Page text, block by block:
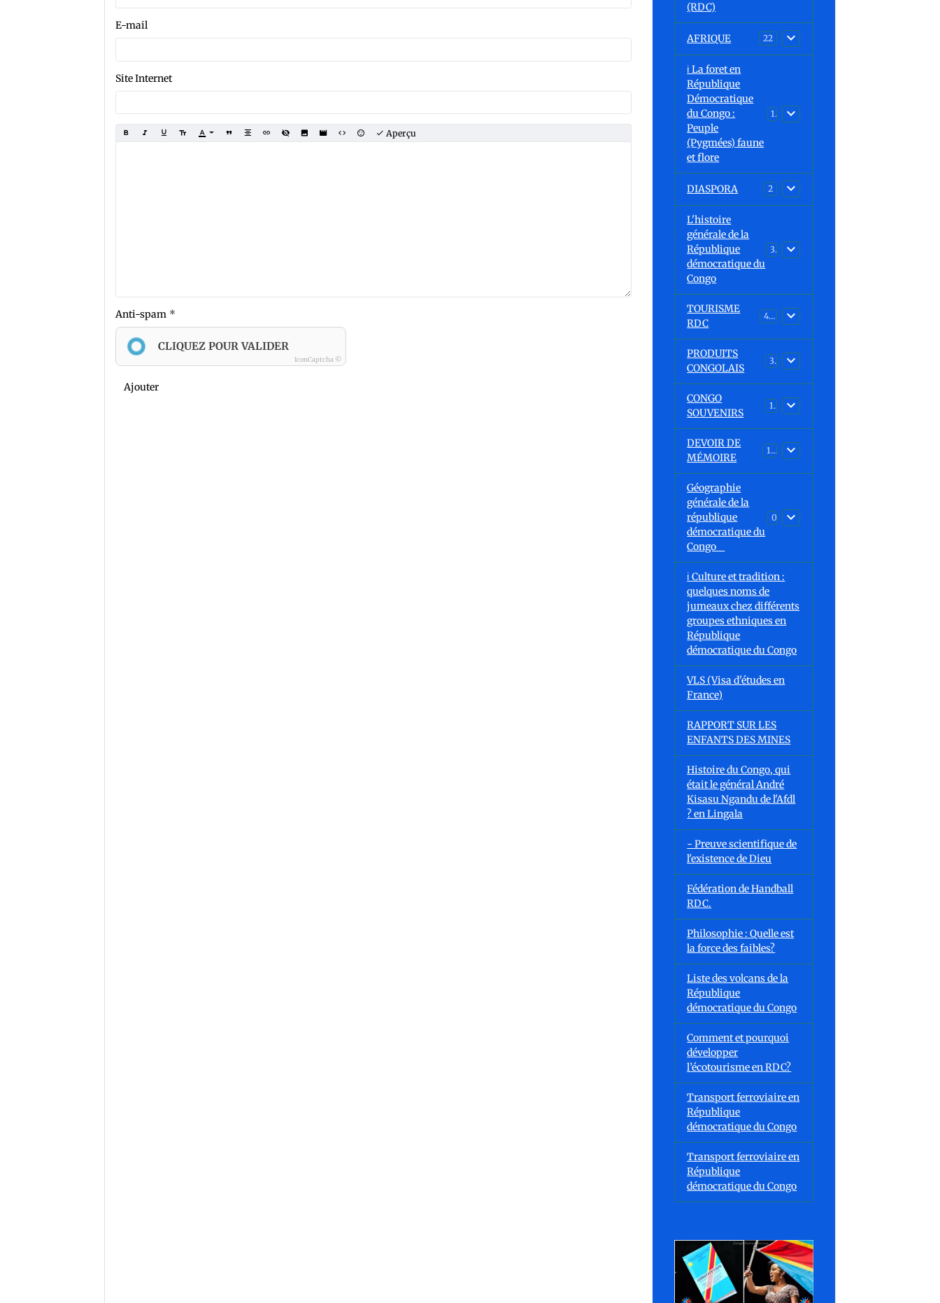
E-mail
Site Internet
Aperçu
Anti-spam
CLIQUEZ POUR VALIDER
IconCaptcha ©
Ajouter
(RDC)
AFRIQUE 22
ℹ️ La foret en
République
Démocratique
du Congo :
Peuple
(Pygmées) faune
et flore
15
DIASPORA 2
L'histoire
générale de la
République
démocratique du
Congo
30
TOURISME
RDC
43
PRODUITS
CONGOLAIS
3
CONGO
SOUVENIRS
1
DEVOIR DE
MÉMOIRE
13
Géographie
générale de la
république
démocratique du
Congo
ℹ️ Culture et tradition :
quelques noms de
jumeaux chez différents
groupes ethniques en
République
démocratique du Congo
VLS (Visa d'études en
France)
RAPPORT SUR LES
ENFANTS DES MINES
Histoire du Congo, qui
était le général André
Kisasu Ngandu de l'Afdl
? en Lingala
- Preuve scientifique de
l'existence de Dieu
Fédération de Handball
RDC.
Philosophie : Quelle est
la force des faibles?
Liste des volcans de la
République
démocratique du Congo
Comment et pourquoi
développer
l’écotourisme en RDC?
Transport ferroviaire en
République
démocratique du Congo
Transport ferroviaire en
République
démocratique du Congo